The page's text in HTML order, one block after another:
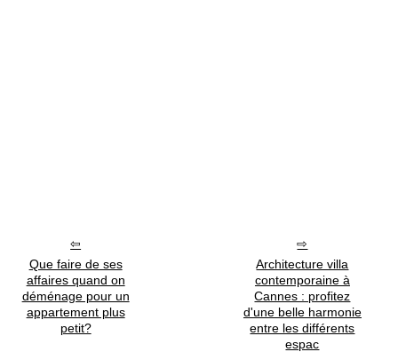
Que faire de ses
affaires quand on
déménage pour un
appartement plus
petit?
Architecture villa
contemporaine à
Cannes : profitez
d'une belle harmonie
entre les différents
espac